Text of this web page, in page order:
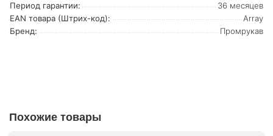
Период гарантии:
36 месяцев
EAN товара (Штрих-код):
Array
Бренд:
Промрукав
Похожие товары